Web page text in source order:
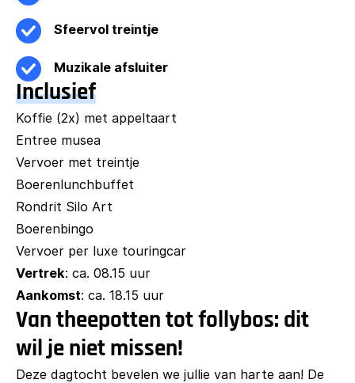
Sfeervol treintje
Muzikale afsluiter
Inclusief
Koffie (2x) met appeltaart
Entree musea
Vervoer met treintje
Boerenlunchbuffet
Rondrit Silo Art
Boerenbingo
Vervoer per luxe touringcar
Vertrek: ca. 08.15 uur
Aankomst: ca. 18.15 uur
Van theepotten tot follybos: dit
wil je niet missen!
Deze dagtocht bevelen we jullie van harte aan! De